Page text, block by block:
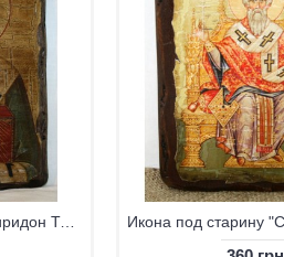
Икона под старину "Спиридон Тримифунтский-2" малая